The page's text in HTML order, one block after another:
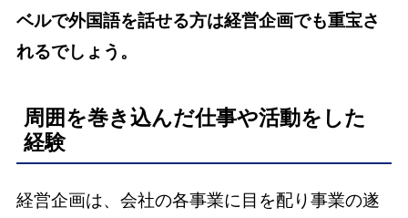
ベルで外国語を話せる方は経営企画でも重宝さ
れるでしょう。
周囲を巻き込んだ仕事や活動をした
経験
経営企画は、会社の各事業に目を配り事業の遂